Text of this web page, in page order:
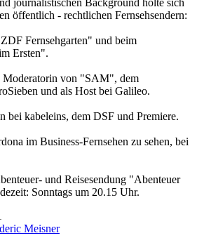
journalistischen Background holte sich
öffentlich - rechtlichen Fernsehsendern:
Fernsehgarten" und beim
Ersten".
Moderatorin von "SAM", dem
und als Host bei Galileo.
bei kabeleins, dem DSF und Premiere.
im Business-Fernsehen zu sehen, bei
und Reisesendung "Abenteuer
Sonntags um 20.15 Uhr.